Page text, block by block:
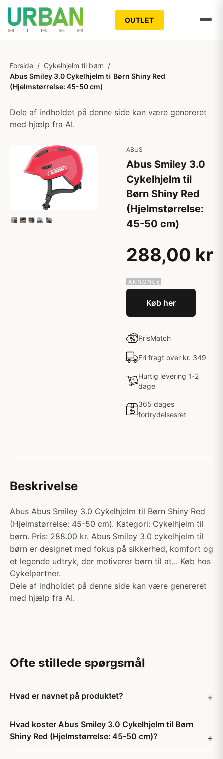
OUTLET
Forside / Cykelhjelm til børn /
Abus Smiley 3.0 Cykelhjelm til Børn Shiny Red
(Hjelmstørrelse: 45-50 cm)
Dele af indholdet på denne side kan være genereret
med hjælp fra AI.
ABUS
Abus Smiley 3.0
Cykelhjelm til
Børn Shiny Red
(Hjelmstørrelse:
45-50 cm)
288,00 kr
Køb her
PrisMatch
Fri fragt over kr. 349
Hurtig levering 1-2
dage
365 dages
fortrydelsesret
Beskrivelse
Abus Abus Smiley 3.0 Cykelhjelm til Børn Shiny Red
(Hjelmstørrelse: 45-50 cm). Kategori: Cykelhjelm til
børn. Pris: 288.00 kr. Abus Smiley 3.0 cykelhjelm til
børn er designet med fokus på sikkerhed, komfort og
et legende udtryk, der motiverer børn til at... Køb hos
Cykelpartner.
Dele af indholdet på denne side kan være genereret
med hjælp fra AI.
Ofte stillede spørgsmål
Hvad er navnet på produktet?
Hvad koster Abus Smiley 3.0 Cykelhjelm til Børn
Shiny Red (Hjelmstørrelse: 45-50 cm)?